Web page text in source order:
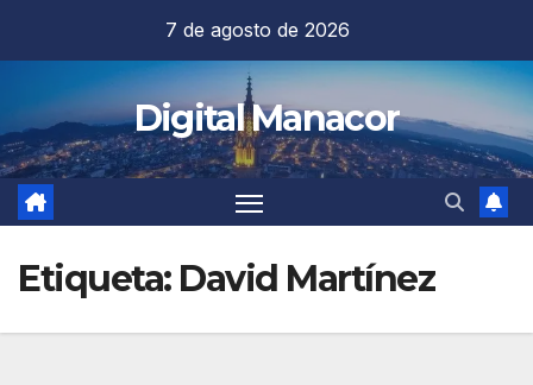
contenido
7 de agosto de 2026
Digital Manacor
Etiqueta: David Martínez